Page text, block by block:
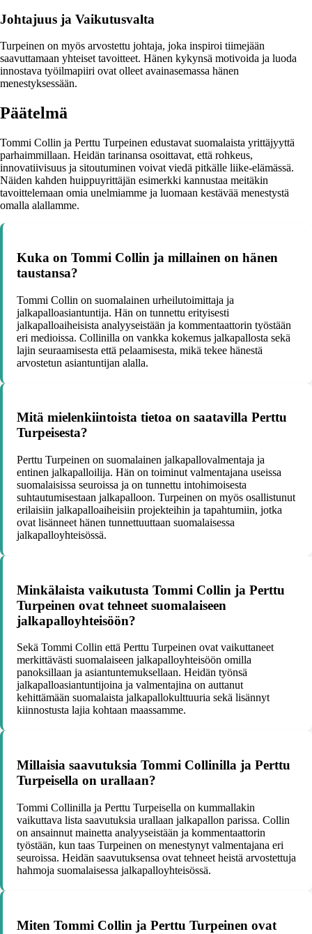
Johtajuus ja Vaikutusvalta
Turpeinen on myös arvostettu johtaja, joka inspiroi tiimejään
saavuttamaan yhteiset tavoitteet. Hänen kykynsä motivoida ja luoda
innostava työilmapiiri ovat olleet avainasemassa hänen
menestyksessään.
Päätelmä
Tommi Collin ja Perttu Turpeinen edustavat suomalaista yrittäjyyttä
parhaimmillaan. Heidän tarinansa osoittavat, että rohkeus,
innovatiivisuus ja sitoutuminen voivat viedä pitkälle liike-elämässä.
Näiden kahden huippuyrittäjän esimerkki kannustaa meitäkin
tavoittelemaan omia unelmiamme ja luomaan kestävää menestystä
omalla alallamme.
Kuka on Tommi Collin ja millainen on hänen
taustansa?
Tommi Collin on suomalainen urheilutoimittaja ja
jalkapalloasiantuntija. Hän on tunnettu erityisesti
jalkapalloaiheisista analyyseistään ja kommentaattorin työstään
eri medioissa. Collinilla on vankka kokemus jalkapallosta sekä
lajin seuraamisesta että pelaamisesta, mikä tekee hänestä
arvostetun asiantuntijan alalla.
Mitä mielenkiintoista tietoa on saatavilla Perttu
Turpeisesta?
Perttu Turpeinen on suomalainen jalkapallovalmentaja ja
entinen jalkapalloilija. Hän on toiminut valmentajana useissa
suomalaisissa seuroissa ja on tunnettu intohimoisesta
suhtautumisestaan jalkapalloon. Turpeinen on myös osallistunut
erilaisiin jalkapalloaiheisiin projekteihin ja tapahtumiin, jotka
ovat lisänneet hänen tunnettuuttaan suomalaisessa
jalkapalloyhteisössä.
Minkälaista vaikutusta Tommi Collin ja Perttu
Turpeinen ovat tehneet suomalaiseen
jalkapalloyhteisöön?
Sekä Tommi Collin että Perttu Turpeinen ovat vaikuttaneet
merkittävästi suomalaiseen jalkapalloyhteisöön omilla
panoksillaan ja asiantuntemuksellaan. Heidän työnsä
jalkapalloasiantuntijoina ja valmentajina on auttanut
kehittämään suomalaista jalkapallokulttuuria sekä lisännyt
kiinnostusta lajia kohtaan maassamme.
Millaisia saavutuksia Tommi Collinilla ja Perttu
Turpeisella on urallaan?
Tommi Collinilla ja Perttu Turpeisella on kummallakin
vaikuttava lista saavutuksia urallaan jalkapallon parissa. Collin
on ansainnut mainetta analyyseistään ja kommentaattorin
työstään, kun taas Turpeinen on menestynyt valmentajana eri
seuroissa. Heidän saavutuksensa ovat tehneet heistä arvostettuja
hahmoja suomalaisessa jalkapalloyhteisössä.
Miten Tommi Collin ja Perttu Turpeinen ovat